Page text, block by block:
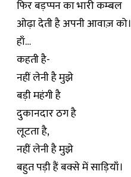
फिर बड़प्पन का भारी कम्बल
ओढ़ा देती है अपनी आवाज़ को।
हाँ…
कहती है-
नहीं लेनी है मुझे
बड़ी महंगी है
दुकानदार ठग है
लूटता है,
नहीं लेनी है मुझे
बहुत पड़ी हैं बक्से में साड़ियाँ।